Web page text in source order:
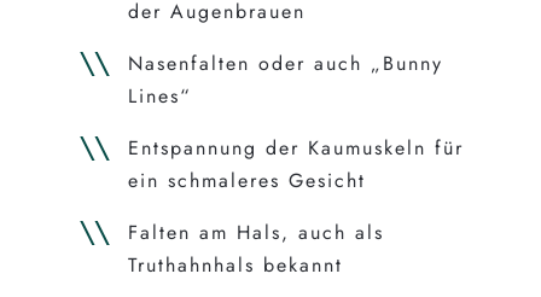
der Augenbrauen
Nasenfalten oder auch „Bunny
Lines“
Entspannung der Kaumuskeln für
ein schmaleres Gesicht
Falten am Hals, auch als
Truthahnhals bekannt